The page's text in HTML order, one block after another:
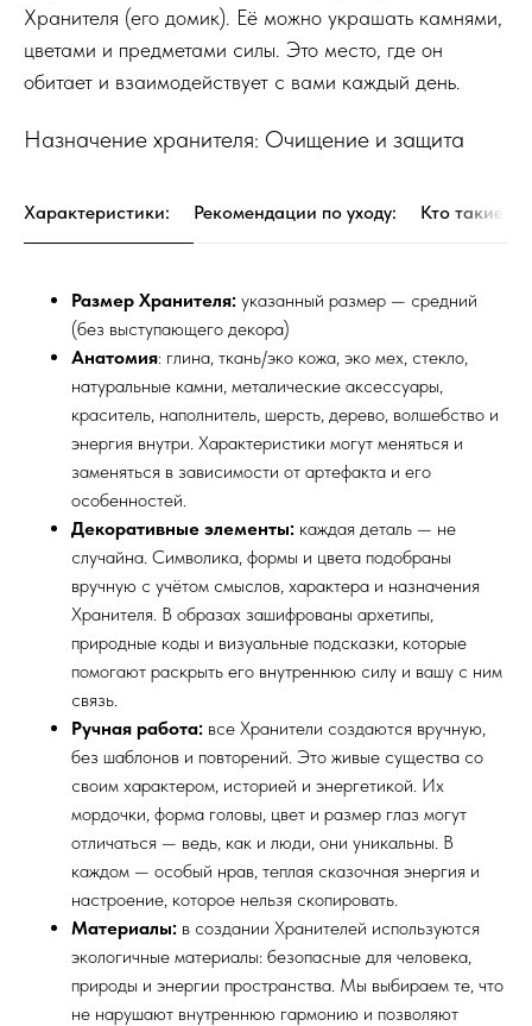
Хранителя (его домик). Её можно украшать камнями,
цветами и предметами силы. Это место, где он
обитает и взаимодействует с вами каждый день.
Назначение хранителя: Очищение и защита
Характеристики: Рекомендации по уходу: Кто такие
Размер Хранителя: указанный размер — средний
(без выступающего декора)
Анатомия: глина, ткань/эко кожа, эко мех, стекло,
натуральные камни, металические аксессуары,
краситель, наполнитель, шерсть, дерево, волшебство и
энергия внутри. Характеристики могут меняться и
заменяться в зависимости от артефакта и его
особенностей.
Декоративные элементы: каждая деталь — не
случайна. Символика, формы и цвета подобраны
вручную с учётом смыслов, характера и назначения
Хранителя. В образах зашифрованы архетипы,
природные коды и визуальные подсказки, которые
помогают раскрыть его внутреннюю силу и вашу с ним
связь.
Ручная работа: все Хранители создаются вручную,
без шаблонов и повторений. Это живые существа со
своим характером, историей и энергетикой. Их
мордочки, форма головы, цвет и размер глаз могут
отличаться — ведь, как и люди, они уникальны. В
каждом — особый нрав, теплая сказочная энергия и
настроение, которое нельзя скопировать.
Материалы: в создании Хранителей используются
экологичные материалы: безопасные для человека,
природы и энергии пространства. Мы выбираем те, что
не нарушают внутреннюю гармонию и позволяют